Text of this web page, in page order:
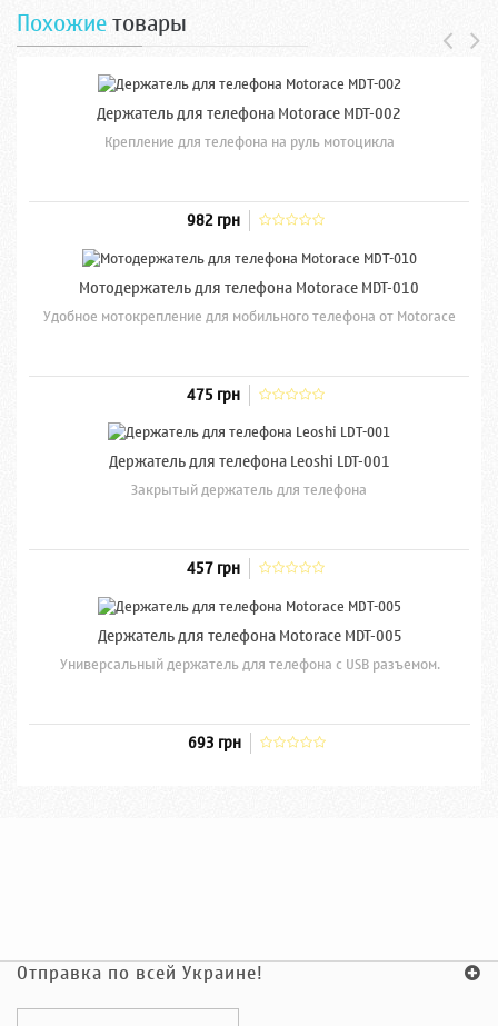
Похожиетовары
Держатель для телефона Motorace MDT-002
Крепление для телефона на руль мотоцикла
982 грн
Мотодержатель для телефона Motorace MDT-010
Удобное мотокрепление для мобильного телефона от Motorace
475 грн
Держатель для телефона Leoshi LDT-001
Закрытый держатель для телефона
457 грн
Держатель для телефона Motorace MDT-005
Универсальный держатель для телефона с USB разъемом.
693 грн
Отправка по всей Украине!